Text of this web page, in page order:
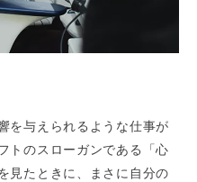
を与えられるような仕事が
トのスローガンである「心
見たときに、まさに自分の